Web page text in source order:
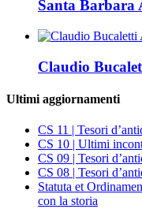
Santa Barbara
Claudio
Ultimi aggiornamenti
CS 11 | Tesori
CS 10 | Ultimi
CS 09 | Tesori
CS 08 | Tesori
Statuta et
con la storia